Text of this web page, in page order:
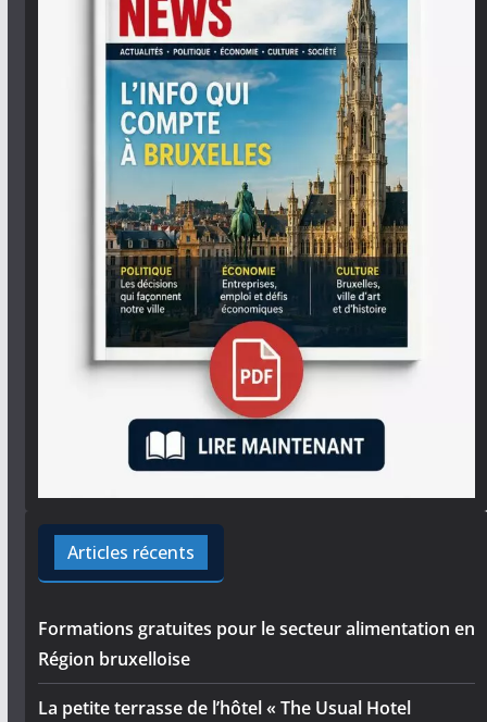
Articles récents
Formations gratuites pour le secteur alimentation en
Région bruxelloise
La petite terrasse de l’hôtel « The Usual Hotel